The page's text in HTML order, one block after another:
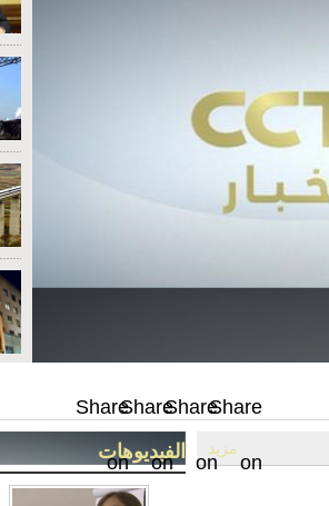
Share
on
Share
on
Share
on
Share
on
الفيديوهات مزيد